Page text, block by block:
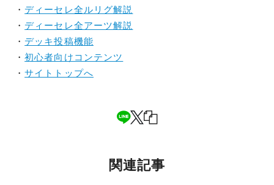
・ ディーセレ全ルリグ解説
・ ディーセレ全アーツ解説
・ デッキ投稿機能
・初心者向けコンテンツ
・サイトトップへ
関連記事